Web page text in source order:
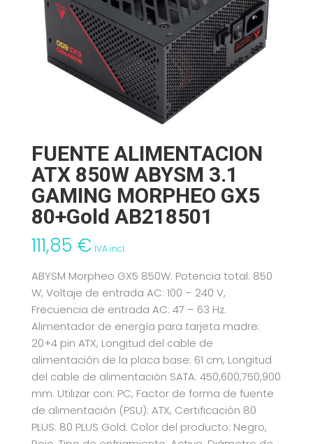
FUENTE ALIMENTACION
ATX 850W ABYSM 3.1
GAMING MORPHEO GX5
80+Gold AB218501
111,85 € IVA incl.
ABYSM Morpheo GX5 850W. Potencia total: 850
W, Voltaje de entrada AC: 100 – 240 V,
Frecuencia de entrada AC: 47 – 63 Hz.
Alimentador de energía para tarjeta madre:
20+4 pin ATX, Longitud del cable de
alimentación de la placa base: 61 cm, Longitud
del cable de alimentación SATA: 450,600,750,900
mm. Utilizar con: PC, Factor de forma de fuente
de alimentación (PSU): ATX, Certificación 80
PLUS: 80 PLUS Gold. Color del producto: Negro,